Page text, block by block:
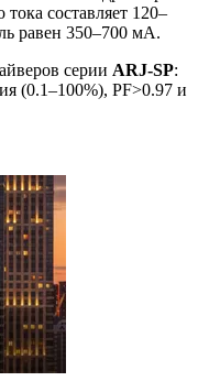
составляет 120–
равен 350–700 мА.
серии ARJ-SP:
(0.1–100%), PF˃0.97 и